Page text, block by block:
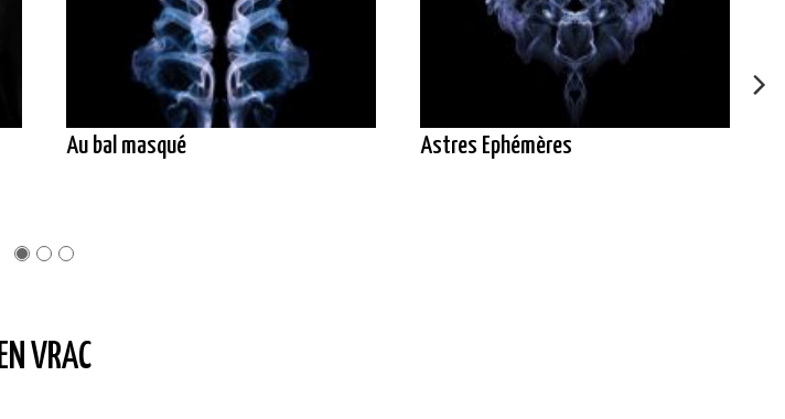
Au bal masqué Astres Ephémères
EN VRAC